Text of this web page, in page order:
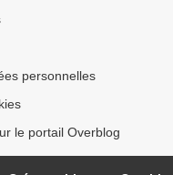
personnelles
le portail Overblog